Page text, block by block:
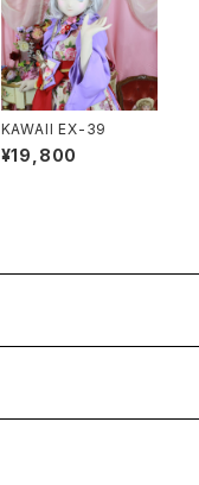
KAWAII EX-39
¥19,800